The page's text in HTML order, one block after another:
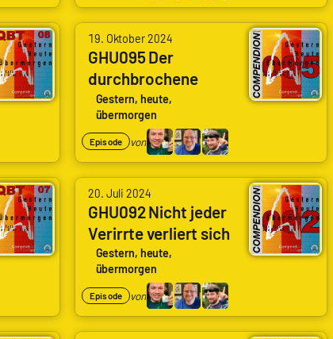
genugzocken
mit
Tanja
Taotica,
Ioreth,
Boris
Nienke
nSonic
19. Oktober 2024
GHU095 Der
durchbrochene
Kreis (SNW 2x01)
(The Broken Circle)
Gestern, heute,
übermorgen
Episode von
20. Juli 2024
GHU092 Nicht jeder
Verirrte verliert sich
(SNW 1x09) (All
Those Who Wander)
Gestern, heute,
übermorgen
Episode von